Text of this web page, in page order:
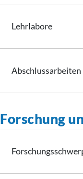
Lehrlabore
Abschlussarbeiten
Forschung